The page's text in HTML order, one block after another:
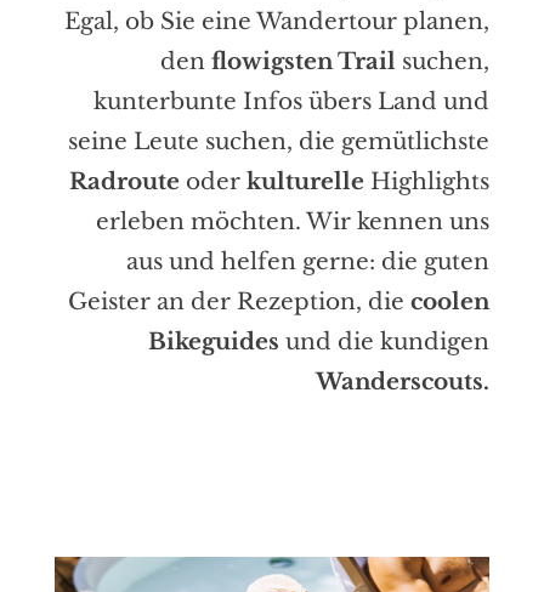
Egal, ob Sie eine Wandertour planen,
den flowigsten Trailsuchen,
kunterbunte Infos übers Land und
seine Leute suchen, die gemütlichste
Radrouteoder kulturelleHighlights
erleben möchten. Wir kennen uns
aus und helfen gerne: die guten
Geister an der Rezeption, die coolen
Bikeguides und die kundigen
Wanderscouts.